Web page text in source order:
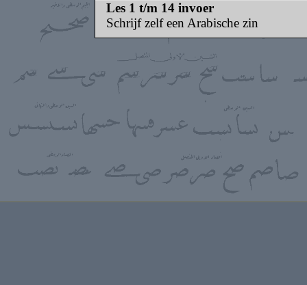
Les 1 t/m 14 invoer
Schrijf zelf een Arabische zin